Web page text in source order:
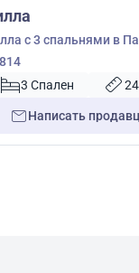
с 3 спальнями в
3 Спален
Написать